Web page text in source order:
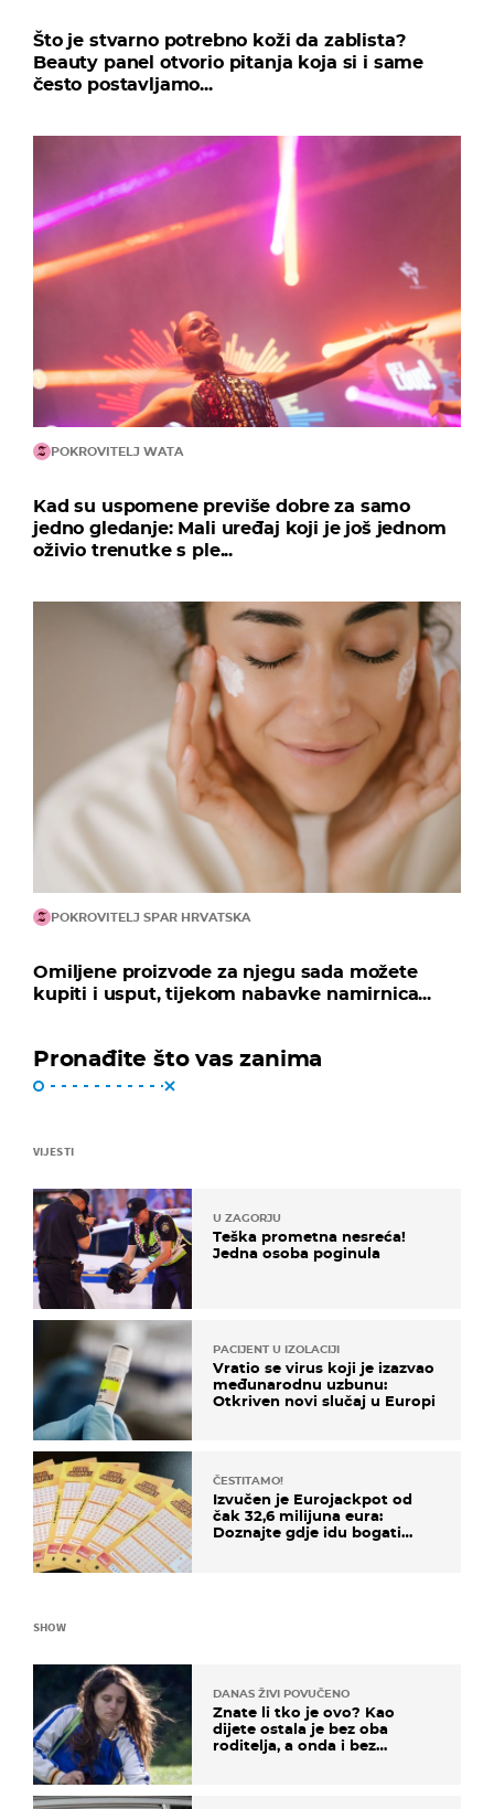
Što je stvarno potrebno koži da zablista?
Beauty panel otvorio pitanja koja si i same
često postavljamo...
POKROVITELJ WATA
Kad su uspomene previše dobre za samo
jedno gledanje: Mali uređaj koji je još jednom
oživio trenutke s ple...
POKROVITELJ SPAR HRVATSKA
Omiljene proizvode za njegu sada možete
kupiti i usput, tijekom nabavke namirnica...
Pronađite što vas zanima
VIJESTI
U ZAGORJU
Teška prometna nesreća!
Jedna osoba poginula
PACIJENT U IZOLACIJI
Vratio se virus koji je izazvao
međunarodnu uzbunu:
Otkriven novi slučaj u Europi
ČESTITAMO!
Izvučen je Eurojackpot od
čak 32,6 milijuna eura:
Doznajte gdje idu bogati
SHOW
DANAS ŽIVI POVUČENO
Znate li tko je ovo? Kao
dijete ostala je bez oba
roditelja, a onda i bez